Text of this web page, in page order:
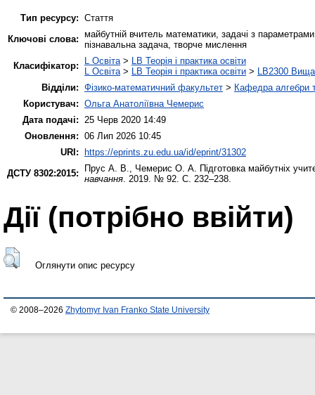
Тип ресурсу: Стаття
Ключові слова: майбутній вчитель математики, задачі з
пізнавальна задача, творче мислення
Класифікатор:
L Освіта > LB Теорія і практика освіти
L Освіта > LB Теорія і практика освіти > LB2300 Вища
Відділи: Фізико-математичний факультет > Кафедра алгебри
Користувач: Ольга Анатоліївна Чемерис
Дата подачі:
25 Черв 2020 14:49
Оновлення: 06 Лип 2026 10:45
URI: https://eprints.zu.edu.ua/id/eprint/31302
ДСТУ 8302:2015:
Прус А. В. Чемерис О. А. Підготовка майбутніх
навчання . 2019. № 92. С. 232–238.
Дії ​​(потрібно ввійти)
Оглянути опис ресурсу
© 2008–2026 Zhytomyr Ivan Franko State University